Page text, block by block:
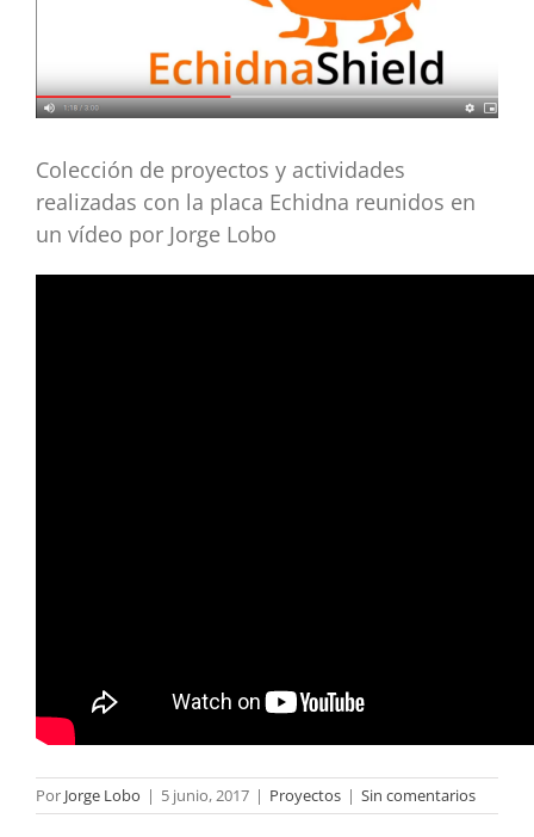
Colección de proyectos y actividades
realizadas con la placa Echidna reunidos en
un vídeo por Jorge Lobo
Por Jorge Lobo | 5 junio, 2017 | Proyectos | Sin comentarios